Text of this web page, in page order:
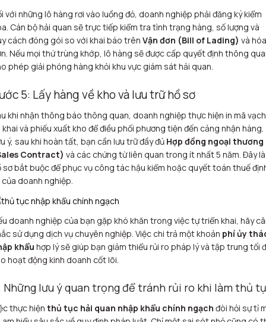
với những lô hàng rơi vào luồng đỏ, doanh nghiệp phải đăng ký kiểm
Cán bộ hải quan sẽ trực tiếp kiểm tra tình trạng hàng, số lượng và
cách đóng gói so với khai báo trên Vận đơn (Bill of Lading) và hóa
Nếu mọi thứ trùng khớp, lô hàng sẽ được cấp quyết định thông
phép giải phóng hàng khỏi khu vực giám sát hải quan.
5: Lấy hàng về kho và lưu trữ hồ sơ
khi nhận thông báo thông quan, doanh nghiệp thực hiện in mã vạch
và phiếu xuất kho để điều phối phương tiện đến cảng nhận hàng.
ý, sau khi hoàn tất, bạn cần lưu trữ đầy đủ Hợp đồng ngoại thương
Contract) và các chứng từ liên quan trong ít nhất 5 năm. Đây là
sơ bắt buộc để phục vụ công tác hậu kiểm hoặc quyết toán thuế
của doanh nghiệp.
doanh nghiệp của bạn gặp khó khăn trong việc tự triển khai, hãy
sử dụng dịch vụ chuyên nghiệp. Việc chi trả một khoản phí ủy
khẩu hợp lý sẽ giúp bạn giảm thiểu rủi ro pháp lý và tập trung tối
hoạt động kinh doanh cốt lõi.
Những lưu ý quan trọng để tránh rủi ro khi làm thủ
thực hiện thủ tục hải quan nhập khẩu chính ngạch đòi hỏi sự tỉ